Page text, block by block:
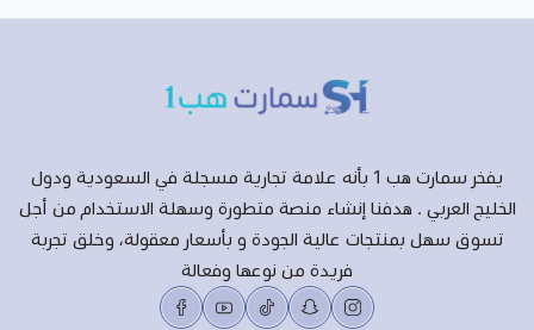
يفخر سمارت هب 1 بأنه علامة تجارية مسجلة في السعودية ودول
الخليج العربي . هدفنا إنشاء منصة متطورة وسهلة الاستخدام من أجل
تسوق سهل بمنتجات عالية الجودة و بأسعار معقولة، وخلق تجربة
فريدة من نوعها وفعالة